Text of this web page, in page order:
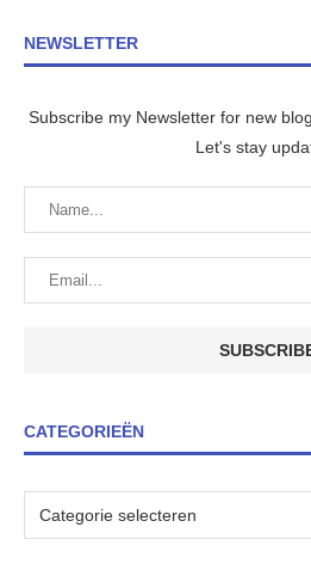
NEWSLETTER
Subscribe my Newsletter for new
Let's stay
CATEGORIEËN